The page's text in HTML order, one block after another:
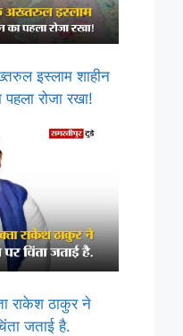
इस्लाम शाहीन
रोजा रखा!
राकेश ठाकुर ने
जताई है.